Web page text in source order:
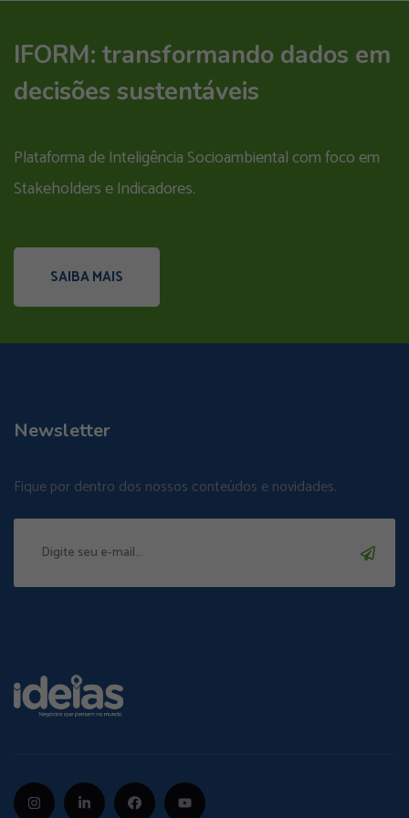
IFORM: transformando dados em
decisões sustentáveis
Plataforma de Inteligência Socioambiental com foco em
Stakeholders e Indicadores.
SAIBA MAIS
Newsletter
Fique por dentro dos nossos conteúdos e novidades.